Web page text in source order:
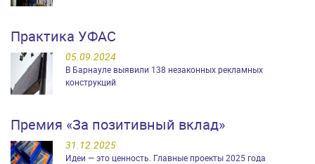
Практика УФАС
05.09.2024
В Барнауле выявили 138 незаконных рекламных
конструкций
Премия «За позитивный вклад»
31.12.2025
Идеи — это ценность. Главные проекты 2025 года